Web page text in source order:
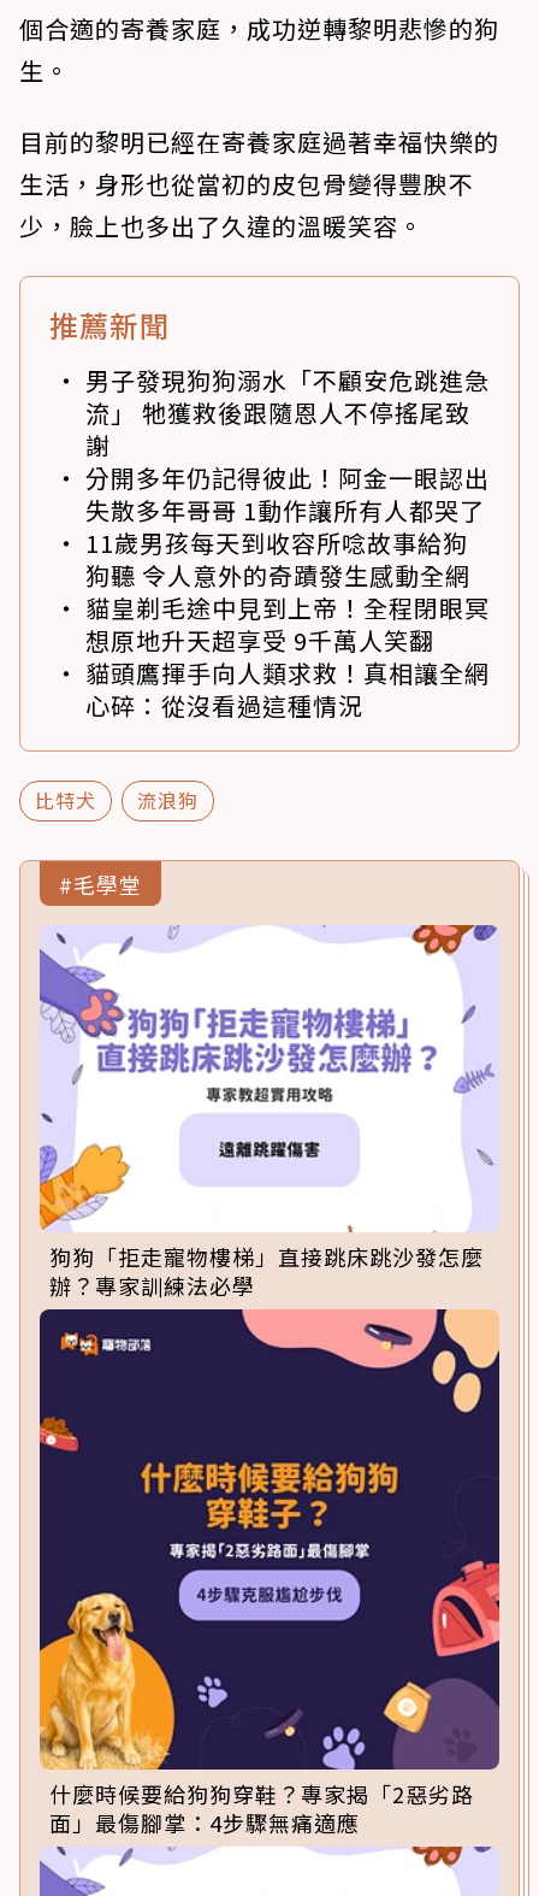
個合適的寄養家庭，成功逆轉黎明悲慘的狗
生。
目前的黎明已經在寄養家庭過著幸福快樂的
生活，身形也從當初的皮包骨變得豐腴不
少，臉上也多出了久違的溫暖笑容。
推薦新聞
男子發現狗狗溺水「不顧安危跳進急
流」 牠獲救後跟隨恩人不停搖尾致
謝
分開多年仍記得彼此！阿金一眼認出
失散多年哥哥 1動作讓所有人都哭了
11歲男孩每天到收容所唸故事給狗
狗聽 令人意外的奇蹟發生感動全網
貓皇剃毛途中見到上帝！全程閉眼冥
想原地升天超享受 9千萬人笑翻
貓頭鷹揮手向人類求救！真相讓全網
心碎：從沒看過這種情況
比特犬 流浪狗
#毛學堂
狗狗「拒走寵物樓梯」直接跳床跳沙發怎麼
辦？專家訓練法必學
什麼時候要給狗狗穿鞋？專家揭「2惡劣路
面」最傷腳掌：4步驟無痛適應